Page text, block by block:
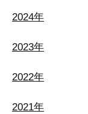
2024年
2023年
2022年
2021年